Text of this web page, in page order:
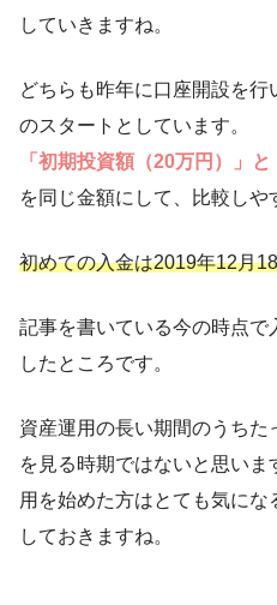
していきますね。
どちらも昨年に口座開設を
のスタートとしています。
「初期投資額（20万円）」
を同じ金額にして、比較しや
初めての入金は2019年12月
記事を書いている今の時点で
したところです。
資産運用の長い期間のうち
を見る時期ではないと思い
用を始めた方はとても気に
しておきますね。